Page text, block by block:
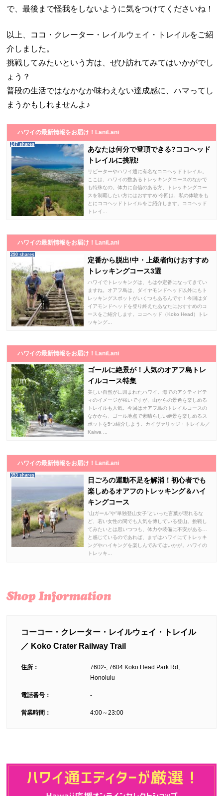
で、最後まで怪我をしないように気をつけてくださいね！
以上、ココ・クレーター・レイルウェイ・トレイルをご紹
介しました。
挑戦してみたいという方は、ぜひ訪れてみてはいかがでし
ょう？
普段の生活ではなかなか味わえない達成感に、ハマってし
まうかもしれませんよ♪
ハワイの最新情報をお届け！LaniLani
147 shares
あなたは何分で登頂できる?ココヘッド
トレイルに挑戦!
リピーターやハワイ通に有名なココヘッドトレイル。
ここは、ハワイの数あるトレッキングコースのなかで
も特殊なの。体力に自信のある方、トレッキングコー
スを制覇したい方にはおすすめ!今回は、私の体験をも
とにココヘッドトレイルをご紹介します。ココヘッド
トレイ...
ハワイの最新情報をお届け！LaniLani
290 shares
定番から脱出!中・上級者向けおすすめ
トレッキングコース3選
ハワイでトレッキングは、もはや定番になってきてい
ますね。オアフ島は、ダイヤモンドヘッド以外にもト
レッキングスポットがいくつもあるんです！今回はダ
イアモンドヘッドを登り終えたあなたにおすすめのコ
ースをご紹介します。ココヘッド（Koko Head）トレ
ッキング...
ハワイの最新情報をお届け！LaniLani
ゴールに絶景が！人気のオアフ島トレ
イルコース特集
美しい自然がに囲まれたハワイ。海でのアクティビテ
ィのイメージが強いですが、山からの景色を楽しめる
トレイルも人気。今回はオアフ島のトレイルコースの
なかから、ゴール地点で素晴らしい絶景を楽しめるス
ポットを5つ紹介しよう。カイヴァリッジ・トレイル／
Kaiwa ...
ハワイの最新情報をお届け！LaniLani
353 shares
日ごろの運動不足を解消！初心者でも
楽しめるオアフのトレッキング＆ハイ
キングコース
”山ガール”や”単独登山女子”といった言葉が現れるな
ど、若い女性の間でも人気を博している登山。挑戦し
てみたいとは思いつつも、体力や装備に不安がある…
と感じているのであれば、まずはハワイにてトレッキ
ングやハイキングを楽しんでみてはいかが。ハワイの
トレッキ...
コーコー・クレーター・レイルウェイ・トレイル
／ Koko Crater Railway Trail
住所：
7602-, 7604 Koko Head Park Rd,
Honolulu
電話番号： -
営業時間： 4:00～23:00